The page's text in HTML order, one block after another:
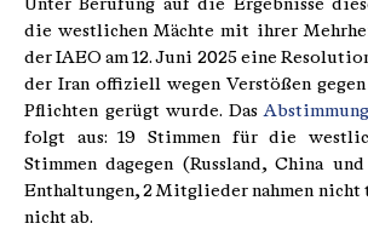
Unter Berufung auf die Ergebnisse
die westlichen Mächte mit ihrer
der IAEO am 12. Juni 2025 eine
der Iran offiziell wegen Verstößen gegen
Pflichten gerügt wurde. Das
folgt aus: 19 Stimmen für die
Stimmen dagegen (Russland, China
Enthaltungen, 2 Mitglieder nahmen
nicht ab.